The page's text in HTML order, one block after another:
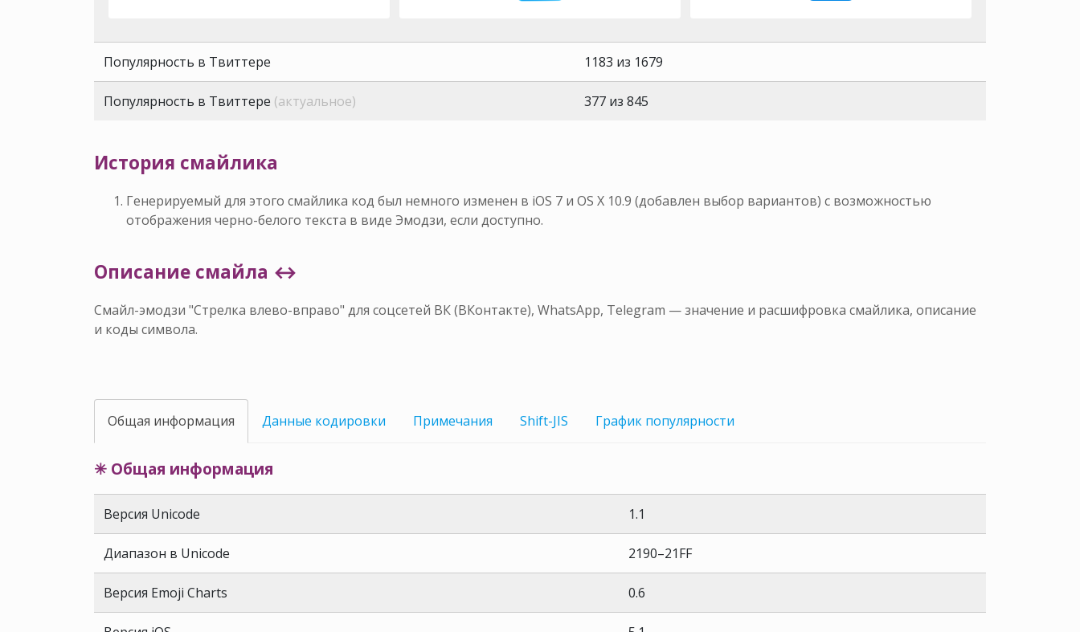
Популярность в Твиттере 1183 из 1679
Популярность в Твиттере (актуальное) 377 из 845
История смайлика
Генерируемый для этого смайлика код был немного изменен в iOS 7 и OS X 10.9 (добавлен выбор вариантов) с возможностью
отображения черно-белого текста в виде Эмодзи, если доступно.
Описание смайла ↔️
Смайл-эмодзи "Стрелка влево-вправо" для соцсетей ВК (ВКонтакте), WhatsApp, Telegram — значение и расшифровка смайлика, описание
и коды символа.
Общая информация Данные кодировки Примечания Shift-JIS График популярности
✳ Общая информация
Версия Unicode 1.1
Диапазон в Unicode 2190–21FF
Версия Emoji Charts 0.6